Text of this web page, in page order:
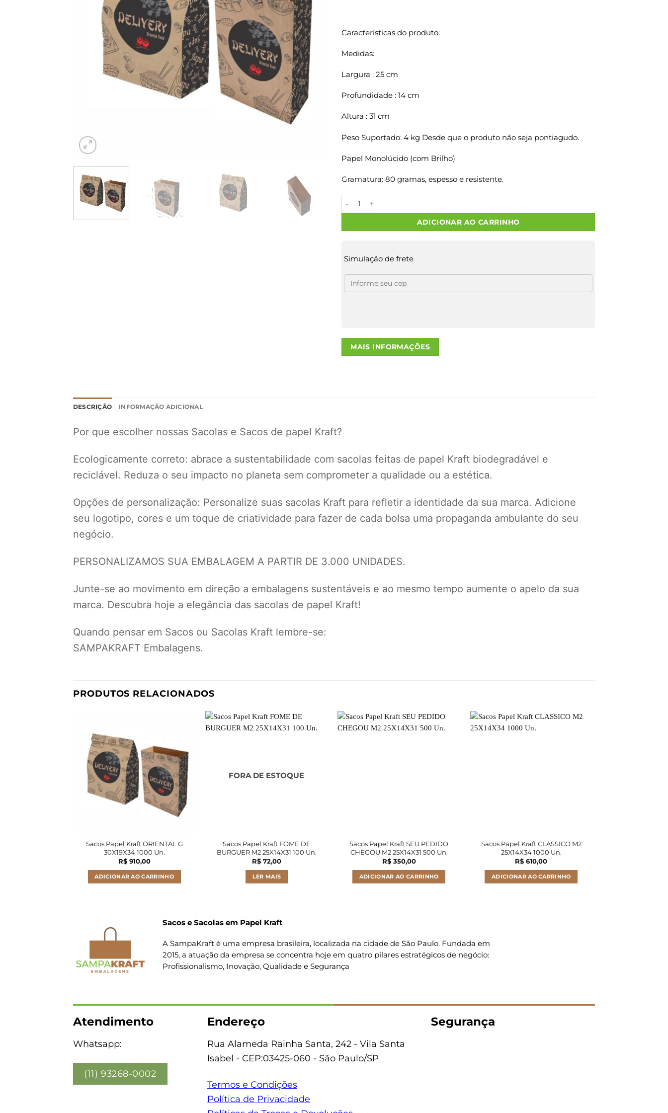
Características do produto:
Medidas:
Largura : 25 cm
Profundidade : 14 cm
Altura : 31 cm
Peso Suportado: 4 kg Desde que o produto não seja pontiagudo.
Papel Monolúcido (com Brilho)
Gramatura: 80 gramas, espesso e resistente.
Sacos Papel Kraft ORIENTAL M2 25X14X31 50 Un. quantidade
ADICIONAR AO CARRINHO
Simulação de frete
MAIS INFORMAÇÕES
DESCRIÇÃO INFORMAÇÃO ADICIONAL
Por que escolher nossas Sacolas e Sacos de papel Kraft?
Ecologicamente correto: abrace a sustentabilidade com sacolas feitas de papel Kraft biodegradável e
reciclável. Reduza o seu impacto no planeta sem comprometer a qualidade ou a estética.
Opções de personalização: Personalize suas sacolas Kraft para refletir a identidade da sua marca. Adicione
seu logotipo, cores e um toque de criatividade para fazer de cada bolsa uma propaganda ambulante do seu
negócio.
PERSONALIZAMOS SUA EMBALAGEM A PARTIR DE 3.000 UNIDADES.
Junte-se ao movimento em direção a embalagens sustentáveis e ao mesmo tempo aumente o apelo da sua
marca. Descubra hoje a elegância das sacolas de papel Kraft!
Quando pensar em Sacos ou Sacolas Kraft lembre-se:
SAMPAKRAFT Embalagens.
PRODUTOS RELACIONADOS
Sacos Papel Kraft ORIENTAL G
30X19X34 1000 Un.
R$910,00
ADICIONAR AO CARRINHO
FORA DE ESTOQUE
Sacos Papel Kraft FOME DE
BURGUER M2 25X14X31 100 Un.
R$72,00
LER MAIS
Sacos Papel Kraft SEU PEDIDO
CHEGOU M2 25X14X31 500 Un.
R$350,00
ADICIONAR AO CARRINHO
Sacos Papel Kraft CLASSICO M2
25X14X34 1000 Un.
R$ 610,00
ADICIONAR AO CARRINHO
Sacos e Sacolas em Papel Kraft
A SampaKraft é uma empresa brasileira, localizada na cidade de São Paulo. Fundada em
2015, a atuação da empresa se concentra hoje em quatro pilares estratégicos de negócio:
Profissionalismo, Inovação, Qualidade e Segurança
Atendimento
Whatsapp:
(11) 93268-0002
Endereço
Rua Alameda Rainha Santa, 242 - Vila Santa
Isabel - CEP:03425-060 - São Paulo/SP
Termos e Condições
Política de Privacidade
Segurança